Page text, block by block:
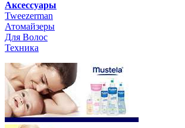
Aксессуары
Tweezerman
Атомайзеры
Для Волос
Техника